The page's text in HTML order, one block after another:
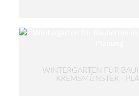
WINTERGARTEN FÜR
KREMSMÜNSTER -